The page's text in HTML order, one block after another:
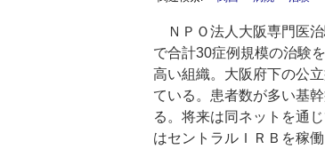
ＮＰＯ法人大阪専門医
で合計30症例規模の治験
高い組織。大阪府下の公
ている。患者数が多い基
る。将来は同ネットを通
はセントラルＩＲＢを稼働